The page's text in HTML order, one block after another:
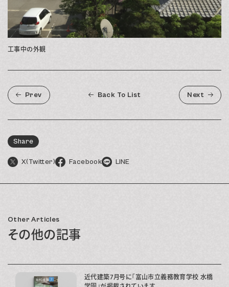
工事中の外観
Prev Back To List Next
Share
X(Twitter) Facebook LINE
Other Articles
その他の記事
近代建築7月号に「富山市立義務教育学校 水橋